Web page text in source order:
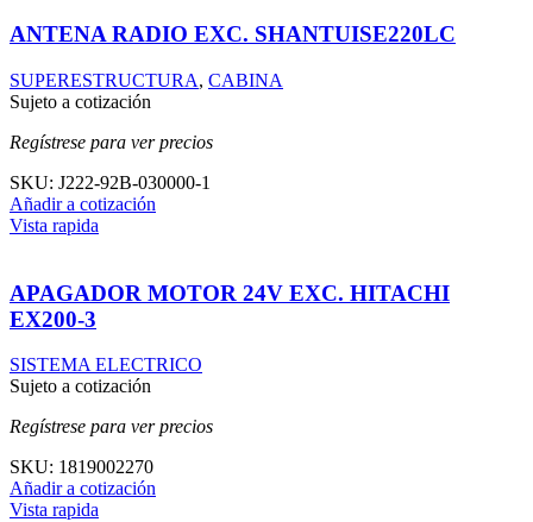
ANTENA RADIO EXC. SHANTUISE220LC
SUPERESTRUCTURA, CABINA
Sujeto a cotización
Regístrese para ver precios
SKU: J222-92B-030000-1
Añadir a cotización
Vista rapida
APAGADOR MOTOR 24V EXC. HITACHI
EX200-3
SISTEMA ELECTRICO
Sujeto a cotización
Regístrese para ver precios
SKU: 1819002270
Añadir a cotización
Vista rapida